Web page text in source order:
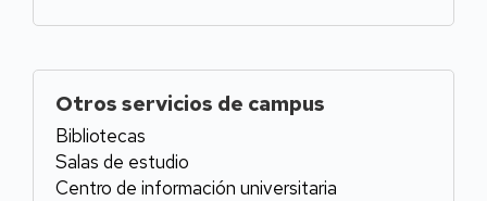
Otros servicios de campus
Bibliotecas
Salas de estudio
Centro de información universitaria